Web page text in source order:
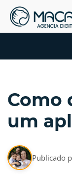
Como
um
Publicado